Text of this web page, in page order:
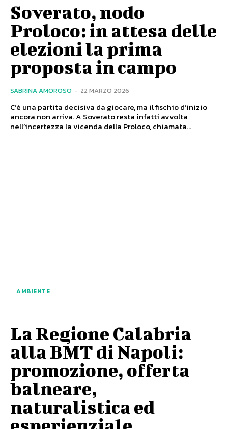
Soverato, nodo
Proloco: in attesa delle
elezioni la prima
proposta in campo
SABRINA AMOROSO - 22 MARZO 2026
C’è una partita decisiva da giocare, ma il fischio d’inizio
ancora non arriva. A Soverato resta infatti avvolta
nell’incertezza la vicenda della Proloco, chiamata...
AMBIENTE
La Regione Calabria
alla BMT di Napoli:
promozione, offerta
balneare,
naturalistica ed